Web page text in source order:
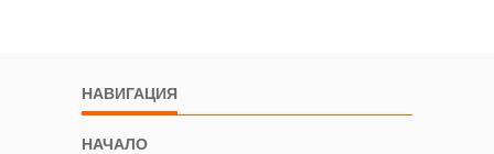
НАВИГАЦИЯ
НАЧАЛО